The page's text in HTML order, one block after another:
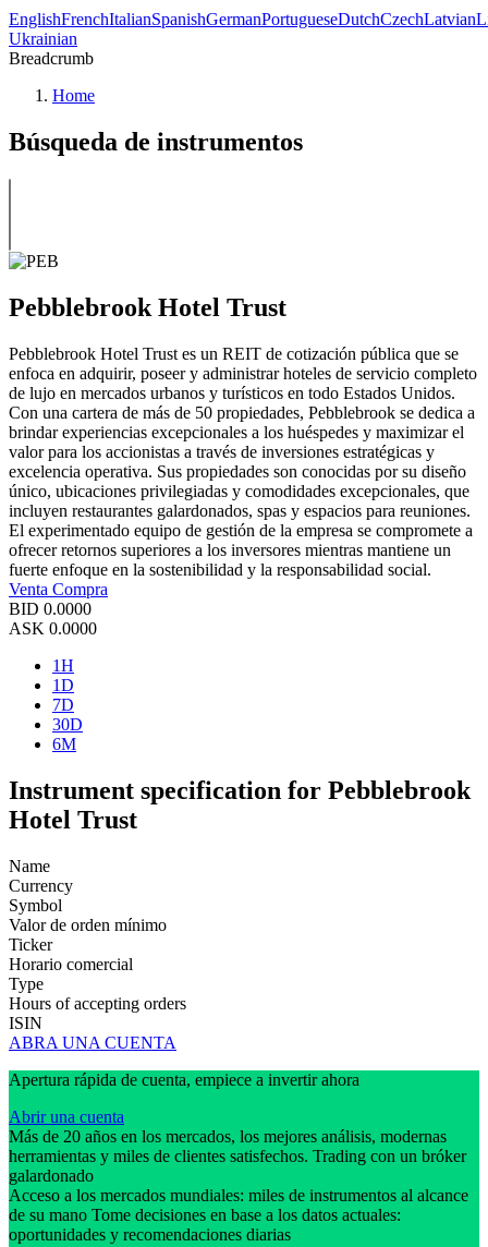
EnglishFrenchItalianSpanishGermanPortugueseDutchCzechLatvian
Ukrainian
Breadcrumb
Home
Búsqueda de instrumentos
Pebblebrook Hotel Trust
Pebblebrook Hotel Trust es un REIT de cotización pública que se
enfoca en adquirir, poseer y administrar hoteles de servicio completo
de lujo en mercados urbanos y turísticos en todo Estados Unidos.
Con una cartera de más de 50 propiedades, Pebblebrook se dedica a
brindar experiencias excepcionales a los huéspedes y maximizar el
valor para los accionistas a través de inversiones estratégicas y
excelencia operativa. Sus propiedades son conocidas por su diseño
único, ubicaciones privilegiadas y comodidades excepcionales, que
incluyen restaurantes galardonados, spas y espacios para reuniones.
El experimentado equipo de gestión de la empresa se compromete a
ofrecer retornos superiores a los inversores mientras mantiene un
fuerte enfoque en la sostenibilidad y la responsabilidad social.
Venta Compra
BID 0.0000
ASK 0.0000
1H
1D
7D
30D
6M
Instrument specification for Pebblebrook
Hotel Trust
Name
Currency
Symbol
Valor de orden mínimo
Ticker
Horario comercial
Type
Hours of accepting orders
ISIN
ABRA UNA CUENTA
Apertura rápida de cuenta, empiece a invertir ahora
Abrir una cuenta
Más de 20 años en los mercados, los mejores análisis, modernas
herramientas y miles de clientes satisfechos. Trading con un bróker
galardonado
Acceso a los mercados mundiales: miles de instrumentos al alcance
de su mano Tome decisiones en base a los datos actuales:
oportunidades y recomendaciones diarias